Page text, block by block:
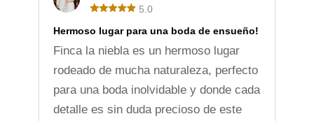
5.0
Hermoso lugar para una boda de ensueño!
Finca la niebla es un hermoso lugar
rodeado de mucha naturaleza, perfecto
para una boda inolvidable y donde cada
detalle es sin duda precioso de este